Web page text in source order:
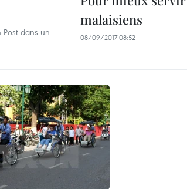
dans un
malaisiens
08/09/2017 08:52